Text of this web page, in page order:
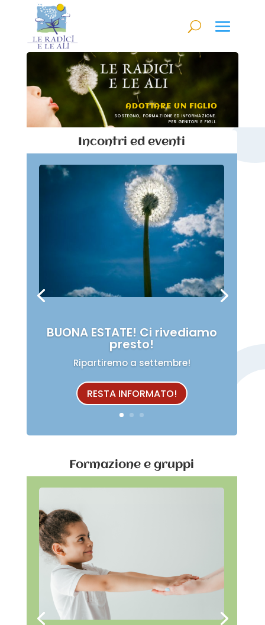
ADOTTARE UN FIGLIO
SOSTEGNO, FORMAZIONE ED INFORMAZIONE.
PER GENITORI E FIGLI.
Incontri ed eventi
BUONA ESTATE! Ci rivediamo
presto!
Ripartiremo a settembre!
RESTA INFORMATO!
Formazione e gruppi